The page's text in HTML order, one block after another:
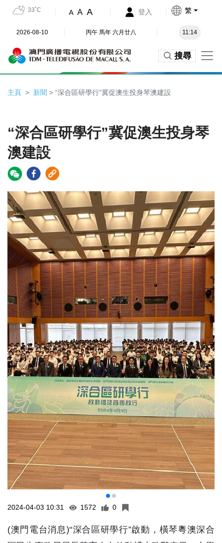
33˚C A A A 登入 繁
2026-08-10 丙午 馬年 六月廿八 11:14
搜尋
主頁 新聞 > “深合區研學行”冀促澳生投身琴澳建設
“深合區研學行”冀促澳生投身琴
澳建設
2024-04-03 10:31 1572 0
(澳門電台消息)“深合區研學行”啟動，橫琴粵澳深合